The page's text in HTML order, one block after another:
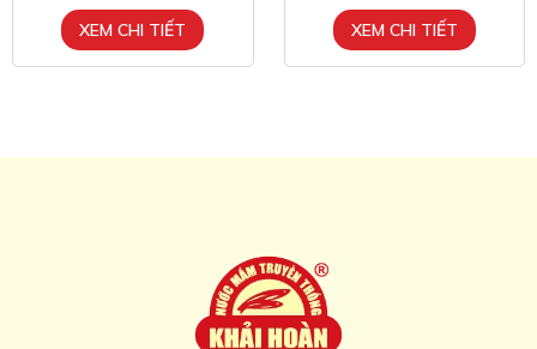
XEM CHI TIẾT XEM CHI TIẾT